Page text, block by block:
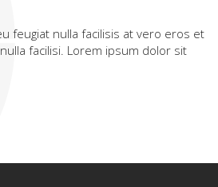
feugiat nulla facilisis at vero eros et
facilisi. Lorem ipsum dolor sit